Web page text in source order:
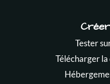
Tester
Télécharger